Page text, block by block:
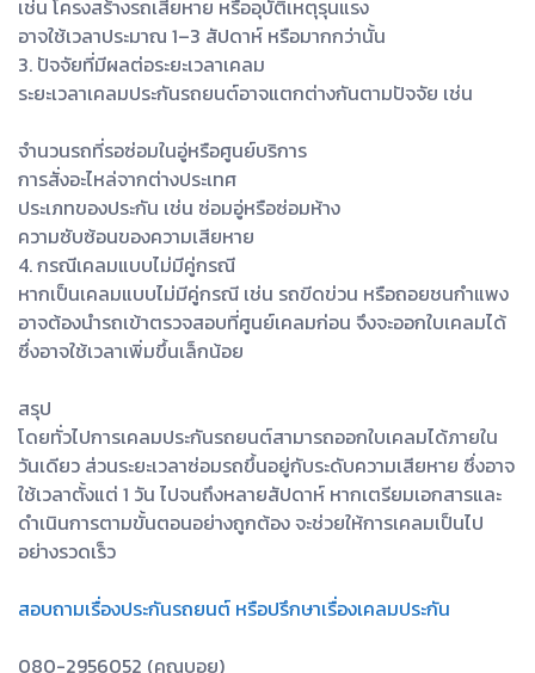
เช่น โครงสร้างรถเสียหาย หรืออุบัติเหตุรุนแรง
อาจใช้เวลาประมาณ 1–3 สัปดาห์ หรือมากกว่านั้น
3. ปัจจัยที่มีผลต่อระยะเวลาเคลม
ระยะเวลาเคลมประกันรถยนต์อาจแตกต่างกันตามปัจจัย เช่น
จำนวนรถที่รอซ่อมในอู่หรือศูนย์บริการ
การสั่งอะไหล่จากต่างประเทศ
ประเภทของประกัน เช่น ซ่อมอู่หรือซ่อมห้าง
ความซับซ้อนของความเสียหาย
4. กรณีเคลมแบบไม่มีคู่กรณี
หากเป็นเคลมแบบไม่มีคู่กรณี เช่น รถขีดข่วน หรือถอยชนกำแพง
อาจต้องนำรถเข้าตรวจสอบที่ศูนย์เคลมก่อน จึงจะออกใบเคลมได้
ซึ่งอาจใช้เวลาเพิ่มขึ้นเล็กน้อย
สรุป
โดยทั่วไปการเคลมประกันรถยนต์สามารถออกใบเคลมได้ภายใน
วันเดียว ส่วนระยะเวลาซ่อมรถขึ้นอยู่กับระดับความเสียหาย ซึ่งอาจ
ใช้เวลาตั้งแต่ 1 วัน ไปจนถึงหลายสัปดาห์ หากเตรียมเอกสารและ
ดำเนินการตามขั้นตอนอย่างถูกต้อง จะช่วยให้การเคลมเป็นไป
อย่างรวดเร็ว
สอบถามเรื่องประกันรถยนต์ หรือปรึกษาเรื่องเคลมประกัน
080-2956052 (คุณบอย)